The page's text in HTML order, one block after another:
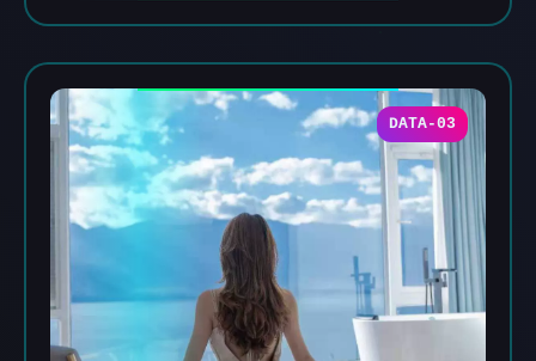
DATA-03